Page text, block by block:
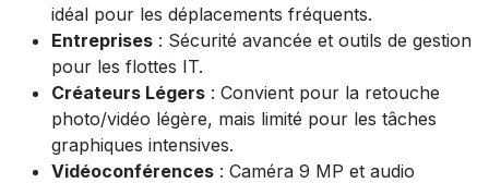
idéal pour les déplacements fréquents.
Entreprises : Sécurité avancée et outils de gestion
pour les flottes IT.
Créateurs Légers : Convient pour la retouche
photo/vidéo légère, mais limité pour les tâches
graphiques intensives.
Vidéoconférences : Caméra 9 MP et audio